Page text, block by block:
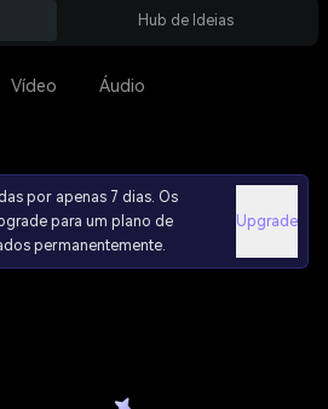
Hub de Ideias
Vídeo Áudio
por apenas 7 dias. Os
para um plano de
permanentemente.
Upgrade